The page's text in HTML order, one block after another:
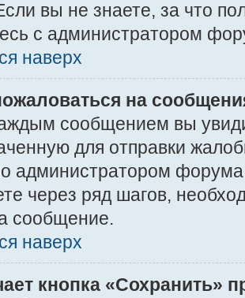
вы не знаете, за что
с администратором
наверх
на
сообщением вы
для отправки
администратором
через ряд шагов,
сообщение.
наверх
кнопка «Сохранить»